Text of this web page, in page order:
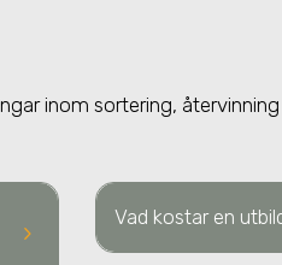
inom sortering,
keyboard_arrow_right
Vad kostar en